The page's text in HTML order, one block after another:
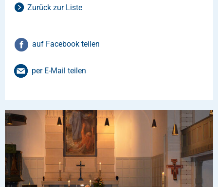
Zurück zur Liste
auf Facebook teilen
per E-Mail teilen